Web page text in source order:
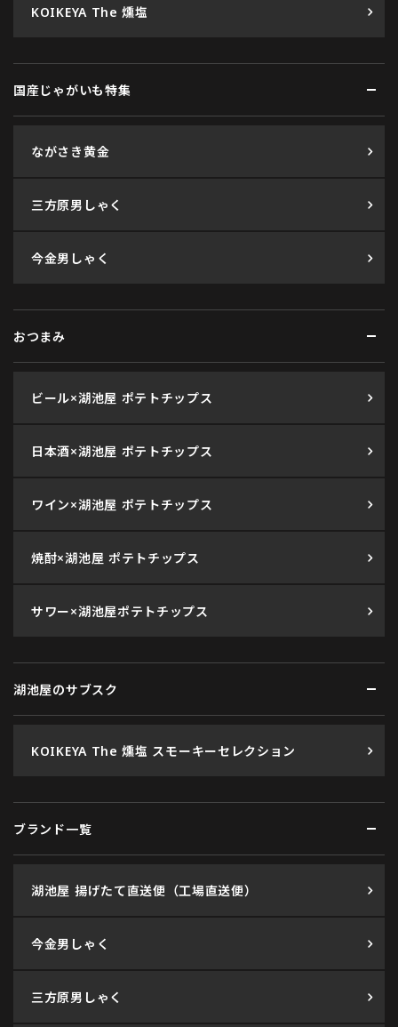
KOIKEYA The 燻塩
国産じゃがいも特集
ながさき黄金
三方原男しゃく
今金男しゃく
おつまみ
ビール×湖池屋 ポテトチップス
日本酒×湖池屋 ポテトチップス
ワイン×湖池屋 ポテトチップス
焼酎×湖池屋 ポテトチップス
サワー×湖池屋ポテトチップス
湖池屋のサブスク
KOIKEYA The 燻塩 スモーキーセレクション
ブランド一覧
湖池屋 揚げたて直送便（工場直送便）
今金男しゃく
三方原男しゃく